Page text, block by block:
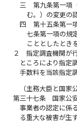
三
第九条第一項
む。）の変更の
四
第十五条第一
七条第一項の規
こととしたとき
２
指定調査機関が
ところにより指定
手数料を当該指定
（主務大臣と国家
第三十七条
国家公
事業者の認定に係
る重大な被害が生